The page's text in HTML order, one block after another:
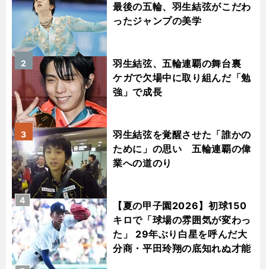
最後の五輪、羽生結弦がこだわ
ったジャンプの美学
羽生結弦、五輪連覇の舞台裏
ケガで欠場中に取り組んだ「勉
強」で成長
2
羽生結弦を覚醒させた「誰かの
ために」の思い 五輪連覇の偉
業への道のり
3
【夏の甲子園2026】初球150
キロで「球場の雰囲気が変わっ
た」 29年ぶり白星を呼んだ大
分商・平田玲翔の底知れぬ才能
4